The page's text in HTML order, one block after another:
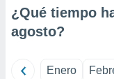
en
¿Qué tiempo
agosto?
Enero